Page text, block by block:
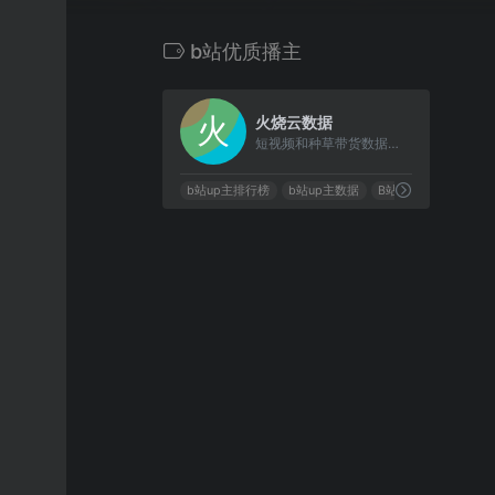
b站优质播主
火烧云数据
短视频和种草带货数据分析平台
b站up主排行榜 b站up主数据 B站up主资源